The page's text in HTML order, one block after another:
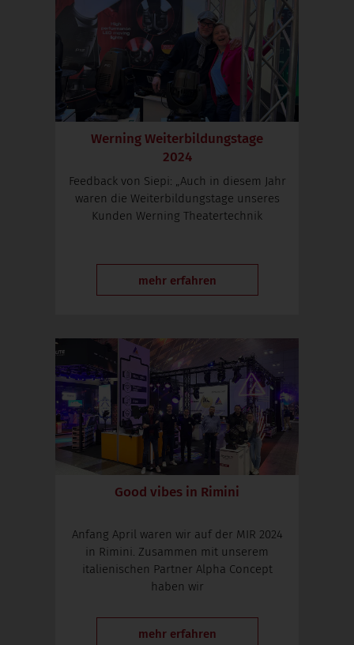
Werning Weiterbildungstage
2024
Feedback von Siepi: „Auch in diesem Jahr
waren die Weiterbildungstage unseres
Kunden Werning Theatertechnik
mehr erfahren
Good vibes in Rimini
Anfang April waren wir auf der MIR 2024
in Rimini. Zusammen mit unserem
italienischen Partner Alpha Concept
haben wir
mehr erfahren